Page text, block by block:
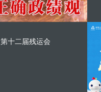
第十二届残运会